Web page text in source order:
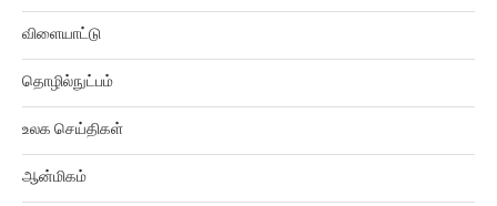
விளையாட்டு
தொழில்நுட்பம்
உலக செய்திகள்
ஆன்மிகம்